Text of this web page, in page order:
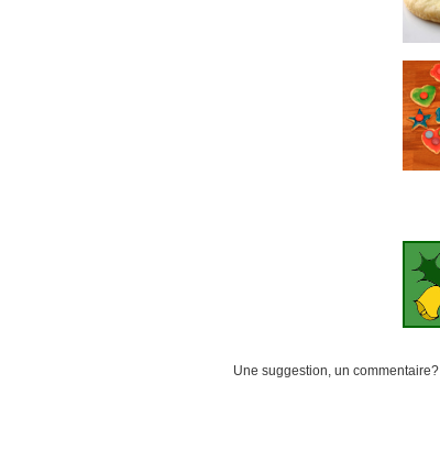
Une suggestion, un commentaire?